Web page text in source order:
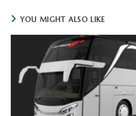
YOU MIGHT ALSO LIKE